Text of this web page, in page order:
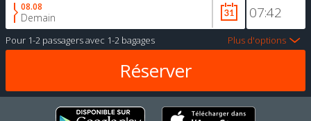
08.08
Demain
Pour 1-2 passagersavec 1-2 bagages Plus d'options